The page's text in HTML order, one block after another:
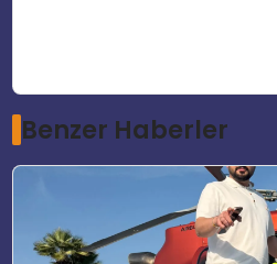
Benzer Haberler